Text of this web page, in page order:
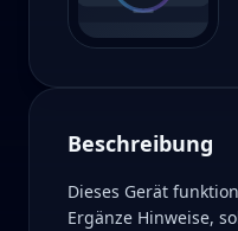
Beschreibung
Dieses Gerät
Ergänze Hinweise,